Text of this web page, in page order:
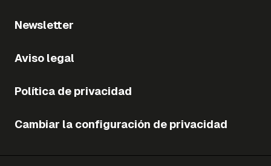
Newsletter
Aviso legal
Política de privacidad
Cambiar la configuración de privacidad